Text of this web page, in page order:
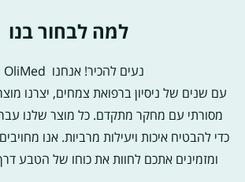
למה לבחור בנו
נעים להכיר! אנחנו OliMed :)
עם שנים של ניסיון ברפואת צמחים, יצרנו
מסורתי עם מחקר מתקדם. כל מוצר שלנו
כדי להבטיח איכות ויעילות מרביות. אנו
ומזמינים אתכם לחוות את כוחו של הטבע